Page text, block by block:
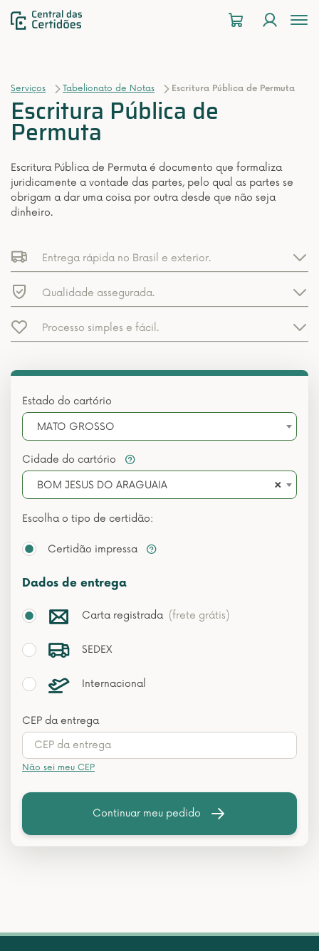
Serviços Tabelionato de Notas Escritura Pública de Permuta
Escritura Pública de
Permuta
Escritura Pública de Permuta é documento que formaliza
juridicamente a vontade das partes, pelo qual as partes se
obrigam a dar uma coisa por outra desde que não seja
dinheiro.
Entrega rápida no Brasil e exterior.
Qualidade assegurada.
Processo simples e fácil.
Estado do cartório
MATO GROSSO
Cidade do cartório
×
BOM JESUS DO ARAGUAIA
Escolha o tipo de certidão:
Certidão impressa
Dados de entrega
Carta registrada (frete grátis)
SEDEX
Internacional
CEP da entrega
Não sei meu CEP
Continuar meu pedido